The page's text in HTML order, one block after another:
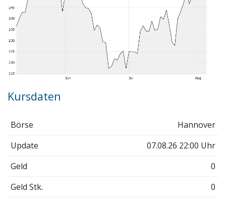
Kursdaten
Börse
Hannover
Update
07.08.26 22:00 Uhr
Geld
0
Geld Stk.
0